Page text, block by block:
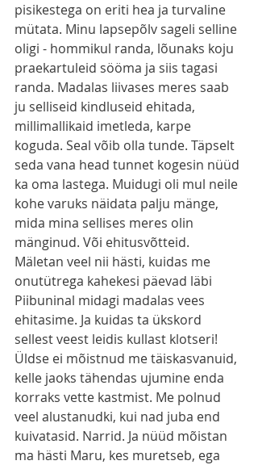
pisikestega on eriti hea ja turvaline
mütata. Minu lapsepõlv sageli selline
oligi - hommikul randa, lõunaks koju
praekartuleid sööma ja siis tagasi
randa. Madalas liivases meres saab
ju selliseid kindluseid ehitada,
millimallikaid imetleda, karpe
koguda. Seal võib olla tunde. Täpselt
seda vana head tunnet kogesin nüüd
ka oma lastega. Muidugi oli mul neile
kohe varuks näidata palju mänge,
mida mina sellises meres olin
mänginud. Või ehitusvõtteid.
Mäletan veel nii hästi, kuidas me
onutütrega kahekesi päevad läbi
Piibuninal midagi madalas vees
ehitasime. Ja kuidas ta ükskord
sellest veest leidis kullast klotseri!
Üldse ei mõistnud me täiskasvanuid,
kelle jaoks tähendas ujumine enda
korraks vette kastmist. Me polnud
veel alustanudki, kui nad juba end
kuivatasid. Narrid. Ja nüüd mõistan
ma hästi Maru, kes muretseb, ega